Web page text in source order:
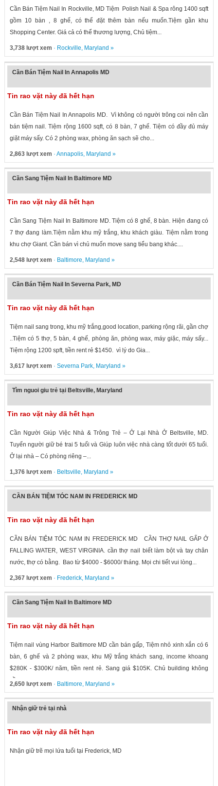
Cần Bán Tiệm Nail In Rockville, MD Tiệm Polish Nail & Spa rông 1400 sqft
gồm 10 bàn , 8 ghế, có thể đặt thêm bàn nếu muốn.Tiệm gần khu
Shopping Center. Giá cả có thể thương lượng, Chủ tiệm...
3,738 lượt xem · Rockville, Maryland »
Cần Bán Tiệm Nail In Annapolis MD
Tin rao vặt này đã hết hạn
Cần Bán Tiệm Nail In Annapolis MD. Vì không có người trông coi nên cần
bán tiệm nail. Tiệm rộng 1600 sqft, có 8 bàn, 7 ghế. Tiệm có đầy đủ máy
giặt máy sấy. Có 2 phòng wax, phòng ăn sạch sẽ cho...
2,863 lượt xem · Annapolis, Maryland »
Cần Sang Tiệm Nail In Baltimore MD
Tin rao vặt này đã hết hạn
Cần Sang Tiệm Nail In Baltimore MD. Tiệm có 8 ghế, 8 bàn. Hiện đang có
7 thợ đang làm.Tiệm nằm khu mỹ trắng, khu khách giàu. Tiệm nằm trong
khu chợ Giant. Cần bán vì chủ muốn move sang tiểu bang khác....
2,548 lượt xem · Baltimore, Maryland »
Cần Bán Tiệm Nail In Severna Park, MD
Tin rao vặt này đã hết hạn
Tiệm nail sang trong, khu mỹ trắng,good location, parking rộng rãi, gần chợ
..Tiệm có 5 thợ, 5 bàn, 4 ghế, phòng ăn, phòng wax, máy giặc, máy sấy...
Tiệm rộng 1200 spft, tiền rent rẻ $1450. vì lý do Gia...
3,617 lượt xem · Severna Park, Maryland »
Tìm nguoi giu trẻ tại Beltsville, Maryland
Tin rao vặt này đã hết hạn
Cần Người Giúp Việc Nhà & Trông Trẻ – Ở Lại Nhà Ở Beltsville, MD.
Tuyển người giữ bé trai 5 tuổi và Giúp luôn việc nhà càng tốt dưới 65 tuổi.
Ở lại nhà – Có phòng riêng –...
1,376 lượt xem · Beltsville, Maryland »
CẦN BÁN TIỆM TÓC NAM IN FREDERICK MD
Tin rao vặt này đã hết hạn
CẦN BÁN TIỆM TÓC NAM IN FREDERICK MD CẦN THỢ NAIL GẤP Ở
FALLING WATER, WEST VIRGINIA. cần thợ nail biết làm bột và tay chân
nước, thợ có bằng. Bao từ $4000 - $6000/ tháng. Mọi chi tiết vui lòng...
2,367 lượt xem · Frederick, Maryland »
Cần Sang Tiệm Nail In Baltimore MD
Tin rao vặt này đã hết hạn
Tiệm nail vùng Harbor Baltimore MD cần bán gấp, Tiệm nhỏ xinh xắn có 6
bàn, 6 ghế và 2 phòng wax, khu Mỹ trắng khách sang, income khoang
$280K - $300K/ năm, tiền rent rẻ. Sang giá $105K. Chủ building không
cần...
2,650 lượt xem · Baltimore, Maryland »
Nhận giữ trẻ tại nhà
Tin rao vặt này đã hết hạn
Nhận giữ trẽ mọi lứa tuổi tại Frederick, MD